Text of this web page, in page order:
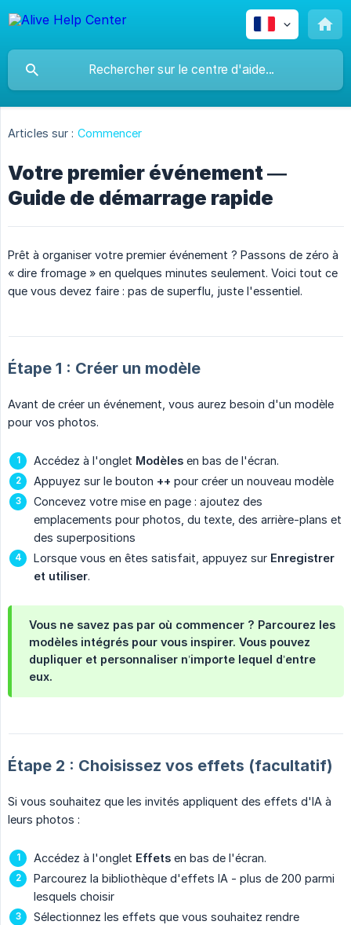
Articles sur : Commencer
Votre premier événement —
Guide de démarrage rapide
Prêt à organiser votre premier événement ? Passons de zéro à
« dire fromage » en quelques minutes seulement. Voici tout ce
que vous devez faire : pas de superflu, juste l'essentiel.
Étape 1 : Créer un modèle
Avant de créer un événement, vous aurez besoin d'un modèle
pour vos photos.
Accédez à l'onglet Modèles en bas de l'écran.
Appuyez sur le bouton ++ pour créer un nouveau modèle
Concevez votre mise en page : ajoutez des
emplacements pour photos, du texte, des arrière-plans et
des superpositions
Lorsque vous en êtes satisfait, appuyez sur Enregistrer
et utiliser.
Vous ne savez pas par où commencer ? Parcourez les
modèles intégrés pour vous inspirer. Vous pouvez
dupliquer et personnaliser n’importe lequel d’entre
eux.
Étape 2 : Choisissez vos effets (facultatif)
Si vous souhaitez que les invités appliquent des effets d'IA à
leurs photos :
Accédez à l'onglet Effets en bas de l'écran.
Parcourez la bibliothèque d'effets IA - plus de 200 parmi
lesquels choisir
Sélectionnez les effets que vous souhaitez rendre